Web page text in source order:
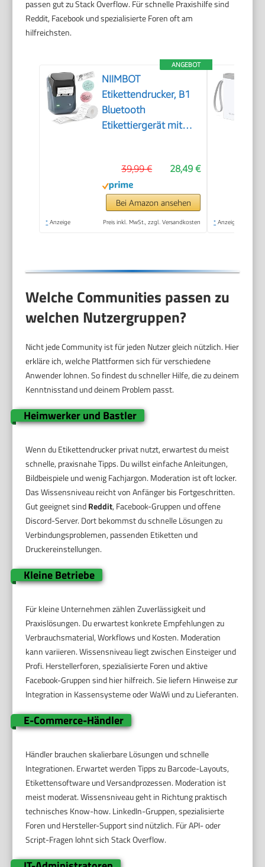
passen gut zu Stack Overflow. Für schnelle Praxishilfe sind
Reddit, Facebook und spezialisierte Foren oft am
hilfreichsten.
ANGEBOT
NIIMBOT
Etikettendrucker, B1
Bluetooth
Etikettiergerät mit
Aufkleber Druckgröße
20-50 mm
Kompatibel mit iOS
und Android für
28,49 €
39,99 €
Bei Amazon ansehen
* Anzeige Preis inkl. MwSt., zzgl. Versandkosten * Anzeige
Welche Communities passen zu
welchen Nutzergruppen?
Nicht jede Community ist für jeden Nutzer gleich nützlich. Hier
erkläre ich, welche Plattformen sich für verschiedene
Anwender lohnen. So findest du schneller Hilfe, die zu deinem
Kenntnisstand und deinem Problem passt.
Heimwerker und Bastler
Wenn du Etikettendrucker privat nutzt, erwartest du meist
schnelle, praxisnahe Tipps. Du willst einfache Anleitungen,
Bildbeispiele und wenig Fachjargon. Moderation ist oft locker.
Das Wissensniveau reicht von Anfänger bis Fortgeschritten.
Gut geeignet sindReddit, Facebook-Gruppen und offene
Discord-Server. Dort bekommst du schnelle Lösungen zu
Verbindungsproblemen, passenden Etiketten und
Druckereinstellungen.
Kleine Betriebe
Für kleine Unternehmen zählen Zuverlässigkeit und
Praxislösungen. Du erwartest konkrete Empfehlungen zu
Verbrauchsmaterial, Workflows und Kosten. Moderation
kann variieren. Wissensniveau liegt zwischen Einsteiger und
Profi. Herstellerforen, spezialisierte Foren und aktive
Facebook-Gruppen sind hier hilfreich. Sie liefern Hinweise zur
Integration in Kassensysteme oder WaWi und zu Lieferanten.
E-Commerce-Händler
Händler brauchen skalierbare Lösungen und schnelle
Integrationen. Erwartet werden Tipps zu Barcode-Layouts,
Etikettensoftware und Versandprozessen. Moderation ist
meist moderat. Wissensniveau geht in Richtung praktisch
technisches Know-how. LinkedIn-Gruppen, spezialisierte
Foren und Hersteller-Support sind nützlich. Für API- oder
Script-Fragen lohnt sich Stack Overflow.